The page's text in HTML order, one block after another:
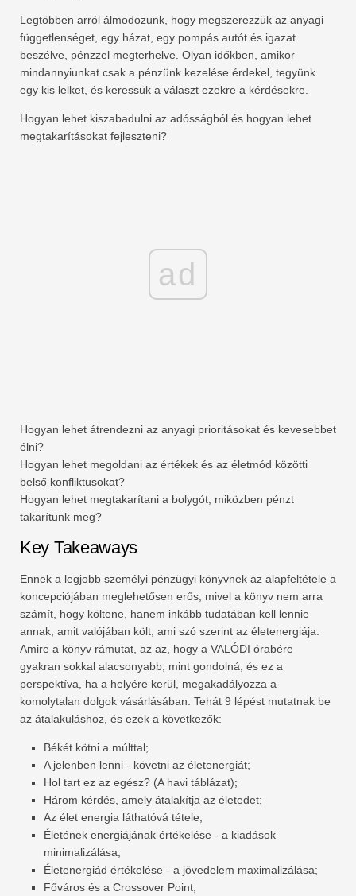
Legtöbben arról álmodozunk, hogy megszerezzük az anyagi
függetlenséget, egy házat, egy pompás autót és igazat
beszélve, pénzzel megterhelve. Olyan időkben, amikor
mindannyiunkat csak a pénzünk kezelése érdekel, tegyünk
egy kis lelket, és keressük a választ ezekre a kérdésekre.
Hogyan lehet kiszabadulni az adósságból és hogyan lehet
megtakarításokat fejleszteni?
ad
Hogyan lehet átrendezni az anyagi prioritásokat és kevesebbet
élni?
Hogyan lehet megoldani az értékek és az életmód közötti
belső konfliktusokat?
Hogyan lehet megtakarítani a bolygót, miközben pénzt
takarítunk meg?
Key Takeaways
Ennek a legjobb személyi pénzügyi könyvnek az alapfeltétele a
koncepciójában meglehetősen erős, mivel a könyv nem arra
számít, hogy költene, hanem inkább tudatában kell lennie
annak, amit valójában költ, ami szó szerint az életenergiája.
Amire a könyv rámutat, az az, hogy a VALÓDI órabére
gyakran sokkal alacsonyabb, mint gondolná, és ez a
perspektíva, ha a helyére kerül, megakadályozza a
komolytalan dolgok vásárlásában. Tehát 9 lépést mutatnak be
az átalakuláshoz, és ezek a következők:
Békét kötni a múlttal;
A jelenben lenni - követni az életenergiát;
Hol tart ez az egész? (A havi táblázat);
Három kérdés, amely átalakítja az életedet;
Az élet energia láthatóvá tétele;
Életének energiájának értékelése - a kiadások
minimalizálása;
Életenergiád értékelése - a jövedelem maximalizálása;
Főváros és a Crossover Point;